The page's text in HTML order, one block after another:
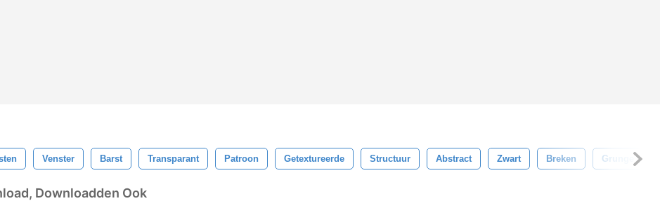
Venster Barst Transparant Patroon Getextureerde Structuur Abstract Zwart Breken Grunge
Downloadden Ook